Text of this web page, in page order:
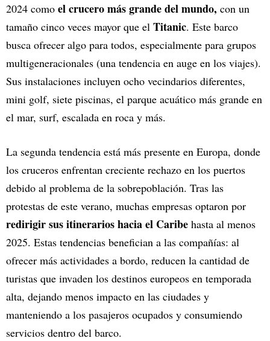
2024 como el crucero más grande del mundo, con un
tamaño cinco veces mayor que el Titanic. Este barco
busca ofrecer algo para todos, especialmente para grupos
multigeneracionales (una tendencia en auge en los viajes).
Sus instalaciones incluyen ocho vecindarios diferentes,
mini golf, siete piscinas, el parque acuático más grande en
el mar, surf, escalada en roca y más.
La segunda tendencia está más presente en Europa, donde
los cruceros enfrentan creciente rechazo en los puertos
debido al problema de la sobrepoblación. Tras las
protestas de este verano, muchas empresas optaron por
redirigir sus itinerarios hacia el Caribe hasta al menos
2025. Estas tendencias benefician a las compañías: al
ofrecer más actividades a bordo, reducen la cantidad de
turistas que invaden los destinos europeos en temporada
alta, dejando menos impacto en las ciudades y
manteniendo a los pasajeros ocupados y consumiendo
servicios dentro del barco.